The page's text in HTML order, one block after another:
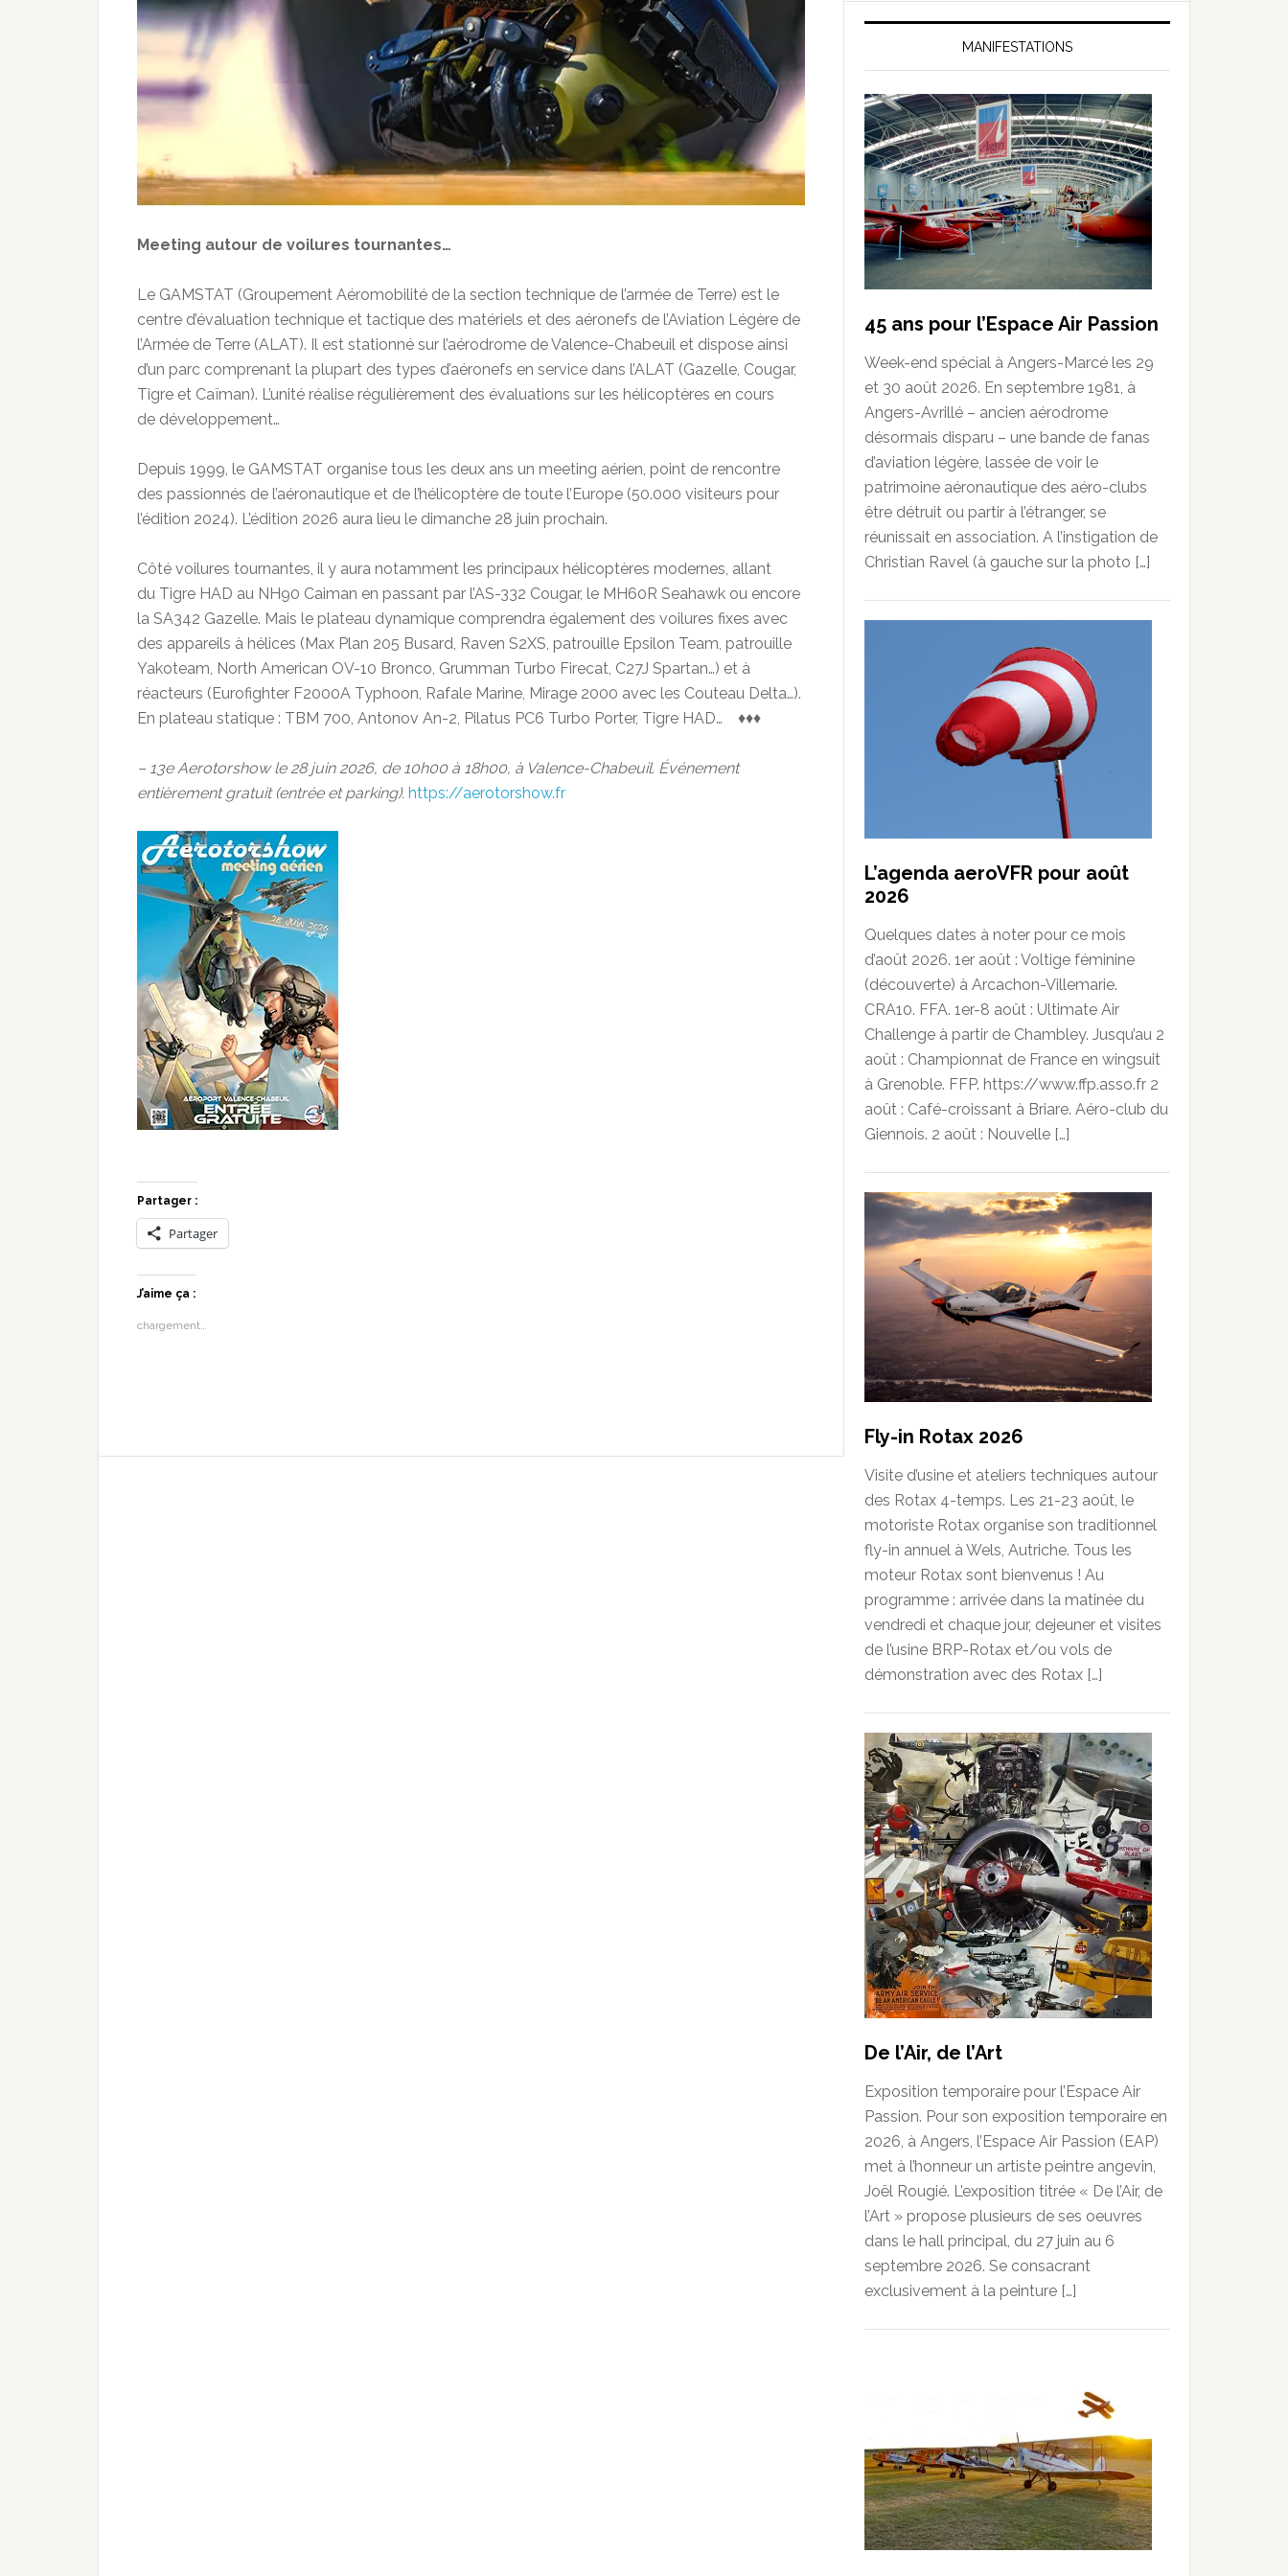
Meeting autour de voilures tournantes…
Le GAMSTAT (Groupement Aéromobilité de la section technique de l’armée de Terre) est le
centre d’évaluation technique et tactique des matériels et des aéronefs de l’Aviation Légère de
l’Armée de Terre (ALAT). Il est stationné sur l’aérodrome de Valence-Chabeuil et dispose ainsi
d’un parc comprenant la plupart des types d’aéronefs en service dans l’ALAT (Gazelle, Cougar,
Tigre et Caïman). L’unité réalise régulièrement des évaluations sur les hélicoptères en cours
de développement…
Depuis 1999, le GAMSTAT organise tous les deux ans un meeting aérien, point de rencontre
des passionnés de l’aéronautique et de l’hélicoptère de toute l’Europe (50.000 visiteurs pour
l’édition 2024). L’édition 2026 aura lieu le dimanche 28 juin prochain.
Côté voilures tournantes, il y aura notamment les principaux hélicoptères modernes, allant
du Tigre HAD au NH90 Caiman en passant par l’AS-332 Cougar, le MH60R Seahawk ou encore
la SA342 Gazelle. Mais le plateau dynamique comprendra également des voilures fixes avec
des appareils à hélices (Max Plan 205 Busard, Raven S2XS, patrouille Epsilon Team, patrouille
Yakoteam, North American OV-10 Bronco, Grumman Turbo Firecat, C27J Spartan…) et à
réacteurs (Eurofighter F2000A Typhoon, Rafale Marine, Mirage 2000 avec les Couteau Delta…).
En plateau statique : TBM 700, Antonov An-2, Pilatus PC6 Turbo Porter, Tigre HAD… ♦♦♦
– 13e Aerotorshow le 28 juin 2026, de 10h00 à 18h00, à Valence-Chabeuil. Événement
entièrement gratuit (entrée et parking). https://aerotorshow.fr
Partager :
Partager
J’aime ça :
chargement…
MANIFESTATIONS
45 ans pour l’Espace Air Passion
Week-end spécial à Angers-Marcé les 29
et 30 août 2026. En septembre 1981, à
Angers-Avrillé – ancien aérodrome
désormais disparu – une bande de fanas
d’aviation légère, lassée de voir le
patrimoine aéronautique des aéro-clubs
être détruit ou partir à l’étranger, se
réunissait en association. A l’instigation de
Christian Ravel (à gauche sur la photo […]
L’agenda aeroVFR pour août
2026
Quelques dates à noter pour ce mois
d’août 2026. 1er août : Voltige féminine
(découverte) à Arcachon-Villemarie.
CRA10. FFA. 1er-8 août : Ultimate Air
Challenge à partir de Chambley. Jusqu’au 2
août : Championnat de France en wingsuit
à Grenoble. FFP. https://www.ffp.asso.fr 2
août : Café-croissant à Briare. Aéro-club du
Giennois. 2 août : Nouvelle […]
Fly-in Rotax 2026
Visite d’usine et ateliers techniques autour
des Rotax 4-temps. Les 21-23 août, le
motoriste Rotax organise son traditionnel
fly-in annuel à Wels, Autriche. Tous les
moteur Rotax sont bienvenus ! Au
programme : arrivée dans la matinée du
vendredi et chaque jour, dejeuner et visites
de l’usine BRP-Rotax et/ou vols de
démonstration avec des Rotax […]
De l’Air, de l’Art
Exposition temporaire pour l’Espace Air
Passion. Pour son exposition temporaire en
2026, à Angers, l’Espace Air Passion (EAP)
met à l’honneur un artiste peintre angevin,
Joël Rougié. L’exposition titrée « De l’Air, de
l’Art » propose plusieurs de ses oeuvres
dans le hall principal, du 27 juin au 6
septembre 2026. Se consacrant
exclusivement à la peinture […]